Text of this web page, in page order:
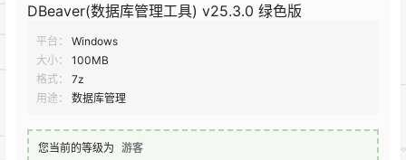
DBeaver(数据库管理工具) v25.3.0 绿色版
平台：
Windows
大小：
100MB
格式：
7z
用途：
数据库管理
您当前的等级为 游客